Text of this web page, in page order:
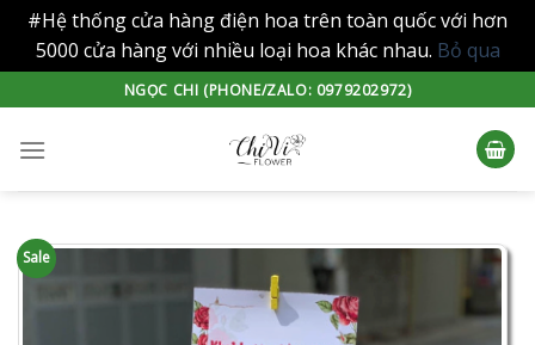
#Hệ thống cửa hàng điện hoa trên toàn quốc với hơn
5000 cửa hàng với nhiều loại hoa khác nhau. Bỏ qua
to
content
NGỌC CHI (PHONE/ZALO: 0979202972)
Sale